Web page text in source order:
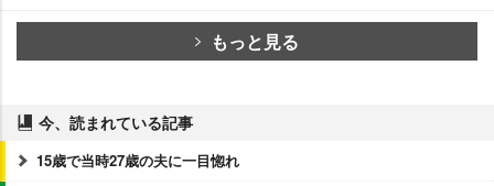
もっと見る
今、読まれている記事
15歳で当時27歳の夫に一目惚れ